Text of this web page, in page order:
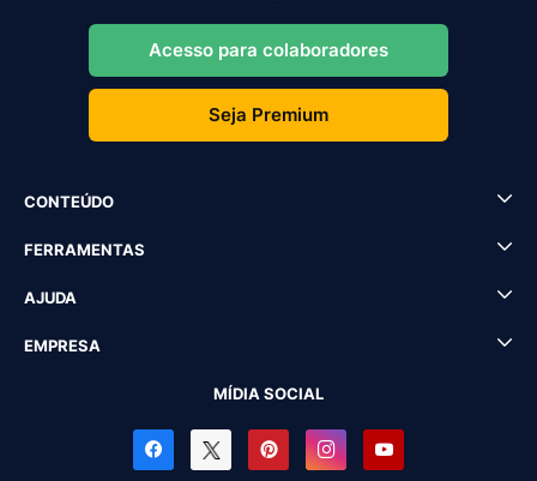
Acesso para colaboradores
Seja Premium
CONTEÚDO
FERRAMENTAS
AJUDA
EMPRESA
MÍDIA SOCIAL